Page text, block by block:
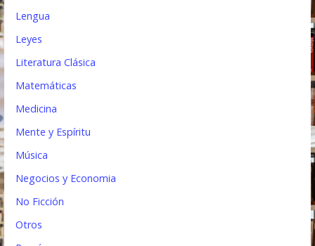
Lengua
Leyes
Literatura Clásica
Matemáticas
Medicina
Mente y Espíritu
Música
Negocios y Economia
No Ficción
Otros